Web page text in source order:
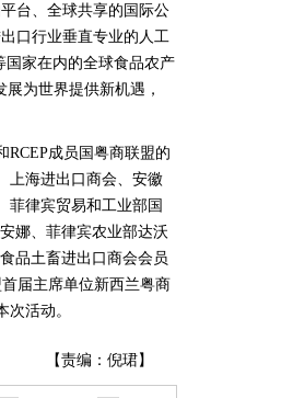
台、全球共享的国际公
口行业垂直专业的人工
国家在内的全球食品农产
为世界提供新机遇，
成员国粤商联盟的
上海进出口商会、安徽
菲律宾贸易和工业部国
娜、菲律宾农业部达沃
品土畜进出口商会会员
届主席单位新西兰粤商
活动。
【责编：倪珺】